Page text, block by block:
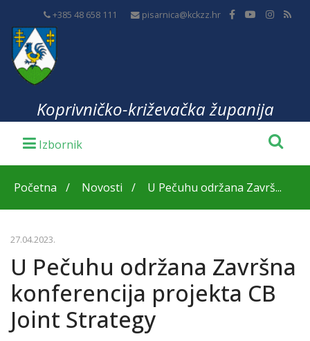
+385 48 658 111 pisarnica@kckzz.hr
Koprivničko-križevačka županija
Početna Novosti U Pečuhu održana Završ...
27.04.2023.
U Pečuhu održana Završna
konferencija projekta CB
Joint Strategy